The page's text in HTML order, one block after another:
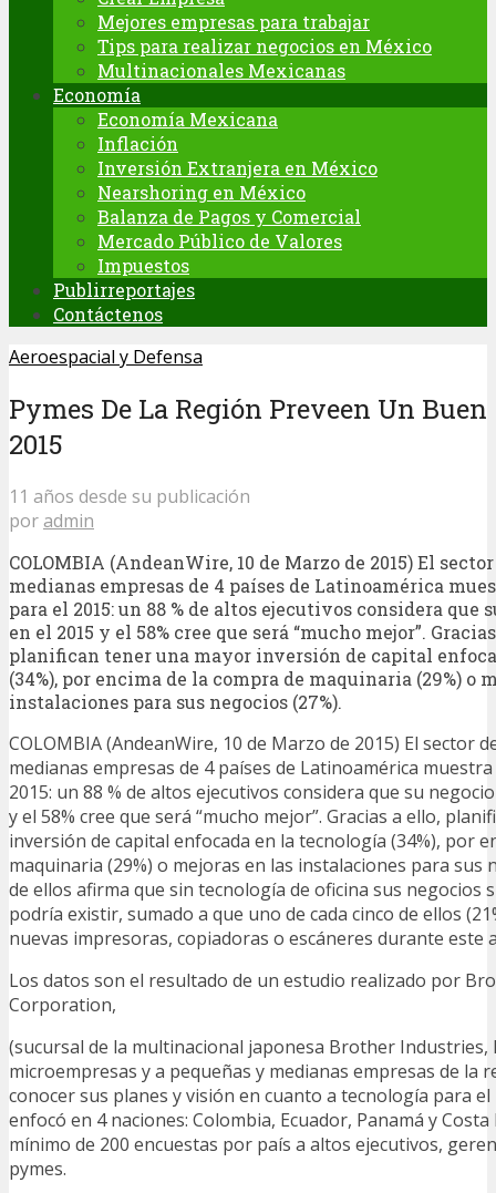
Mejores empresas para trabajar
Tips para realizar negocios en México
Multinacionales Mexicanas
Economía
Economía Mexicana
Inflación
Inversión Extranjera en México
Nearshoring en México
Balanza de Pagos y Comercial
Mercado Público de Valores
Impuestos
Publirreportajes
Contáctenos
Aeroespacial y Defensa
Pymes De La Región Preveen Un Buen
2015
11 años desde su publicación
poradmin
COLOMBIA (AndeanWire, 10 de Marzo de 2015) El
medianas empresas de 4 países de Latinoamérica
para el 2015: un 88 % de altos ejecutivos considera que
en el 2015 y el 58% cree que será “mucho mejor”.
planifican tener una mayor inversión de capital
(34%), por encima de la compra de maquinaria (29%) o
instalaciones para sus negocios (27%).
COLOMBIA (AndeanWire, 10 de Marzo de 2015) El sector
medianas empresas de 4 países de Latinoamérica
2015: un 88 % de altos ejecutivos considera que su
y el 58% cree que será “mucho mejor”. Gracias a ello,
inversión de capital enfocada en la tecnología (34%), por
maquinaria (29%) o mejoras en las instalaciones para sus
de ellos afirma que sin tecnología de oficina sus negocios
podría existir, sumado a que uno de cada cinco de ellos
nuevas impresoras, copiadoras o escáneres durante este
Los datos son el resultado de un estudio realizado por
Corporation,
(sucursal de la multinacional japonesa Brother Industries,
microempresas y a pequeñas y medianas empresas de la
conocer sus planes y visión en cuanto a tecnología para el
enfocó en 4 naciones: Colombia, Ecuador, Panamá y
mínimo de 200 encuestas por país a altos ejecutivos,
pymes.